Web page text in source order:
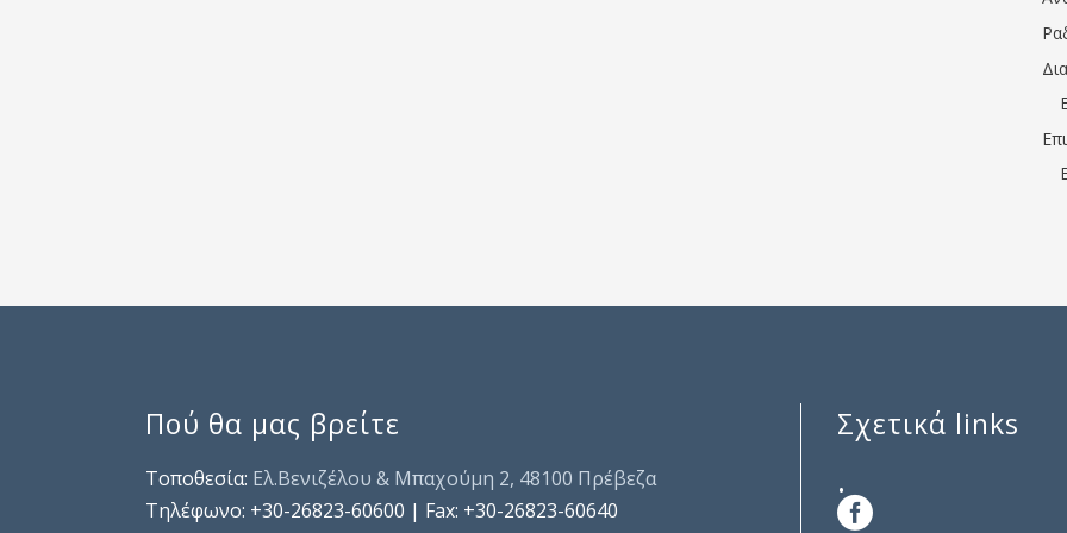
Πού θα μας βρείτε
Τοποθεσία: Ελ.Βενιζέλου & Μπαχούμη 2, 48100 Πρέβεζα
Τηλέφωνo: +30-26823-60600 | Fax: +30-26823-60640
Σχετικά links
.